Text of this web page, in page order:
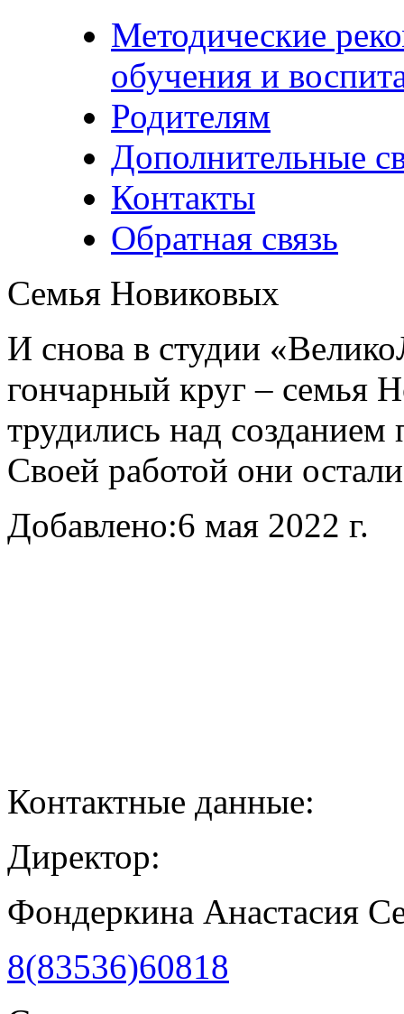
Методические
обучения и
Родителям
Дополнительные
Контакты
Обратная связь
Семья Новиковых
И снова в студии
гончарный круг – семья
трудились над
Своей работой они
Добавлено:6 мая 2022 г.
Контактные данные:
Директор:
Фондеркина Анастасия
8(83536)60818